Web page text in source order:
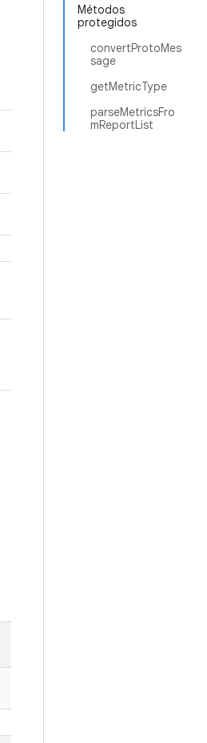
Métodos
protegidos
convertProtoMes
sage
getMetricType
parseMetricsFro
mReportList